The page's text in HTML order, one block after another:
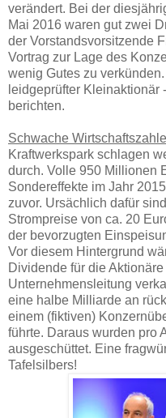
verändert. Bei der
Mai 2016 waren gut zwei
der Vorstandsvorsitzende
Vortrag zur Lage des
wenig Gutes zu
leidgeprüfter Kleinaktionär
berichten.
Schwache
Kraftwerkspark schlagen
durch. Volle 950 Millionen
Sondereffekte im Jahr
zuvor. Ursächlich dafür
Strompreise von ca. 20
der bevorzugten
Vor diesem Hintergrund
Dividende für die
Unternehmensleitung
eine halbe Milliarde an
einem (fiktiven)
führte. Daraus wurden pro
ausgeschüttet. Eine
Tafelsilbers!